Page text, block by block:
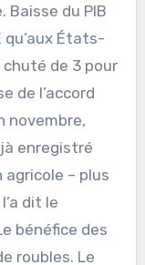
Baisse du PIB
qu’aux États-
de 3 pour
de l’accord
novembre,
enregistré
agricole – plus
dit le
bénéfice des
roubles. Le